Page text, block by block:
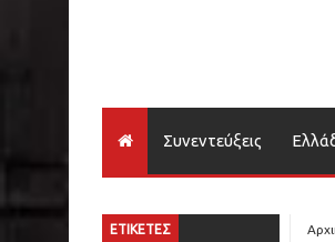
Συνεντεύξεις
ΕΤΙΚΕΤΕΣ